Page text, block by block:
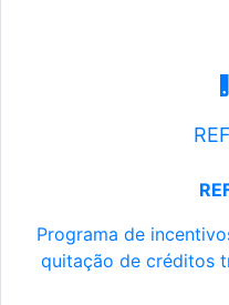
Programa de
quitação de créditos